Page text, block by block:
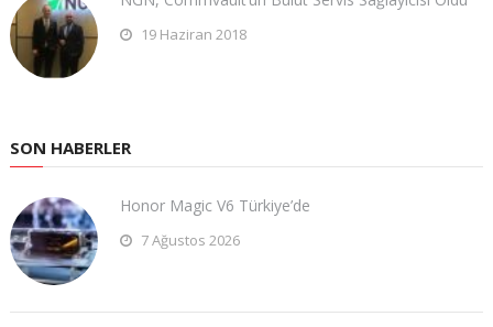
19 Haziran 2018
SON HABERLER
Honor Magic V6 Türkiye’de
7 Ağustos 2026